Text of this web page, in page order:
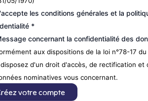
les conditions générales et la
*
concernant la confidentialité des
aux dispositions de la loi n°78-17 du
d'un droit d'accès, de rectification et
nominatives vous concernant.
votre compte